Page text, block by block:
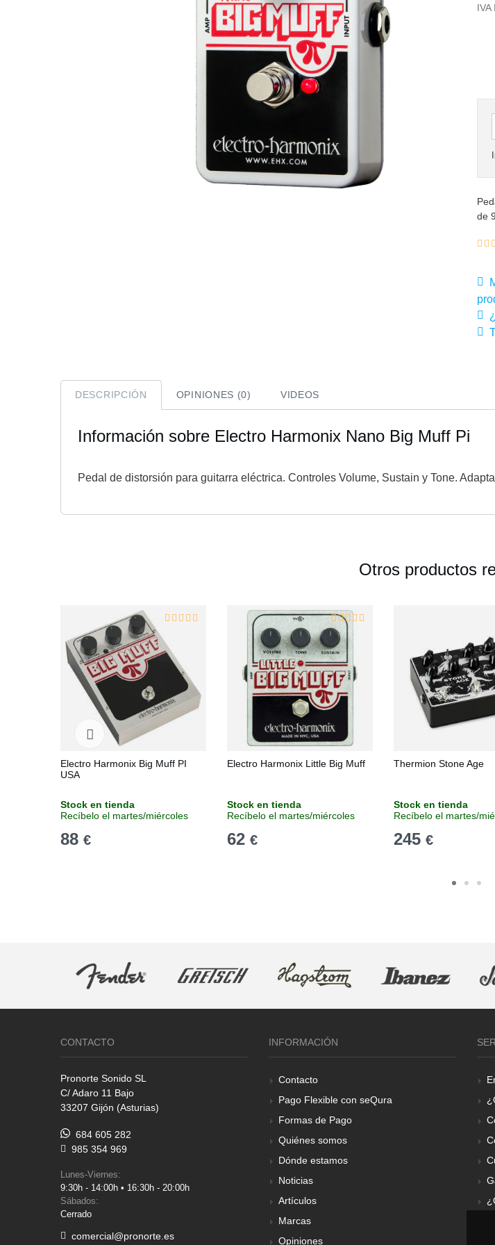
IVA
de
DESCRIPCIÓN OPINIONES (0) VIDEOS
Información sobre Electro Harmonix Nano Big Muff Pi
Pedal de distorsión para guitarra eléctrica. Controles Volume, Sustain y Tone.
Otros productos
Electro Harmonix Big Muff PI
USA
Stock en tienda
Recíbelo el martes/miércoles
88 €
Electro Harmonix Little Big Muff
Stock en tienda
Recíbelo el martes/miércoles
62 €
Thermion Stone Age
Stock en tienda
Recíbelo el martes/
245 €
CONTACTO
Pronorte Sonido SL
C/ Adaro 11 Bajo
33207 Gijón (Asturias)
684 605 282
985 354 969
Lunes-Viernes:
9:30h - 14:00h • 16:30h - 20:00h
Sábados:
Cerrado
comercial@pronorte.es
INFORMACIÓN
Contacto
Pago Flexible con seQura
Formas de Pago
Quiénes somos
Dónde estamos
Noticias
Artículos
Marcas
Opiniones